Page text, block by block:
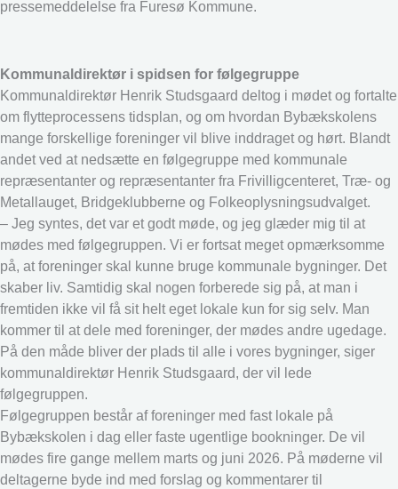
pressemeddelelse fra Furesø Kommune.
Kommunaldirektør i spidsen for følgegruppe
Kommunaldirektør Henrik Studsgaard deltog i mødet og fortalte
om flytteprocessens tidsplan, og om hvordan Bybækskolens
mange forskellige foreninger vil blive inddraget og hørt. Blandt
andet ved at nedsætte en følgegruppe med kommunale
repræsentanter og repræsentanter fra Frivilligcenteret, Træ- og
Metallauget, Bridgeklubberne og Folkeoplysningsudvalget.
– Jeg syntes, det var et godt møde, og jeg glæder mig til at
mødes med følgegruppen. Vi er fortsat meget opmærksomme
på, at foreninger skal kunne bruge kommunale bygninger. Det
skaber liv. Samtidig skal nogen forberede sig på, at man i
fremtiden ikke vil få sit helt eget lokale kun for sig selv. Man
kommer til at dele med foreninger, der mødes andre ugedage.
På den måde bliver der plads til alle i vores bygninger, siger
kommunaldirektør Henrik Studsgaard, der vil lede
følgegruppen.
Følgegruppen består af foreninger med fast lokale på
Bybækskolen i dag eller faste ugentlige bookninger. De vil
mødes fire gange mellem marts og juni 2026. På møderne vil
deltagerne byde ind med forslag og kommentarer til